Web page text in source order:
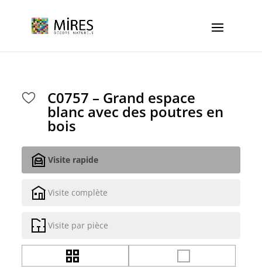
C0757 – Grand espace
blanc avec des poutres en
bois
Visite rapide
Visite complète
Visite par pièce